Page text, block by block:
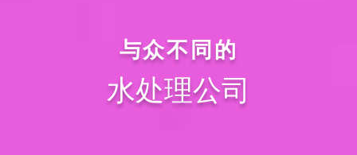
与众不同的
水处理公司